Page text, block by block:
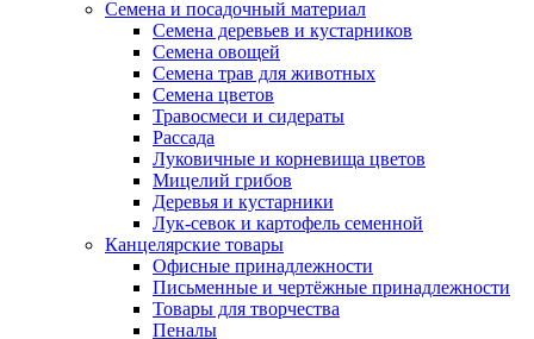
Семена и посадочный материал
Семена деревьев и кустарников
Семена овощей
Семена трав для животных
Семена цветов
Травосмеси и сидераты
Рассада
Луковичные и корневища цветов
Мицелий грибов
Деревья и кустарники
Лук-севок и картофель семенной
Канцелярские товары
Офисные принадлежности
Письменные и чертёжные принадлежности
Товары для творчества
Пеналы